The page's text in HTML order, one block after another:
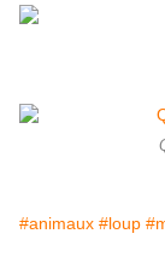
#animaux #loup